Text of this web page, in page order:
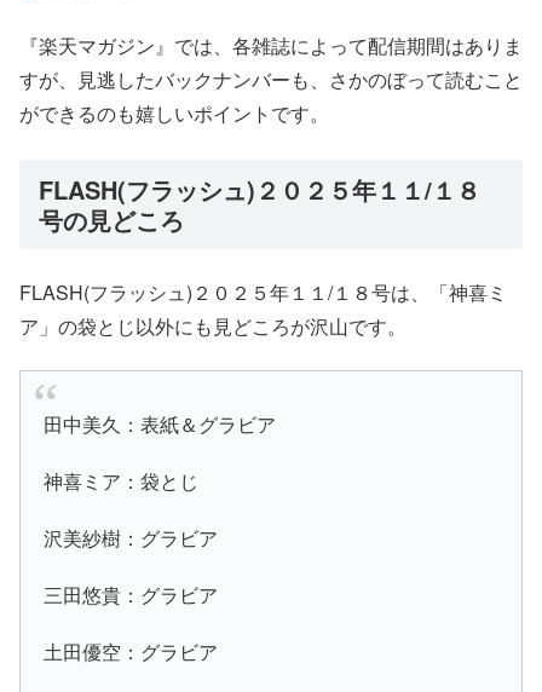
『楽天マガジン』では、各雑誌によって配信期間はありま
すが、見逃したバックナンバーも、さかのぼって読むこと
ができるのも嬉しいポイントです。
FLASH(フラッシュ)２０２５年１１/１８
号の見どころ
FLASH(フラッシュ)２０２５年１１/１８号は、「神喜ミ
ア」の袋とじ以外にも見どころが沢山です。
田中美久：表紙＆グラビア
神喜ミア：袋とじ
沢美紗樹：グラビア
三田悠貴：グラビア
土田優空：グラビア